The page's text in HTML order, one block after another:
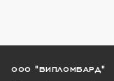
ООО "ВИПЛОМБАРД"